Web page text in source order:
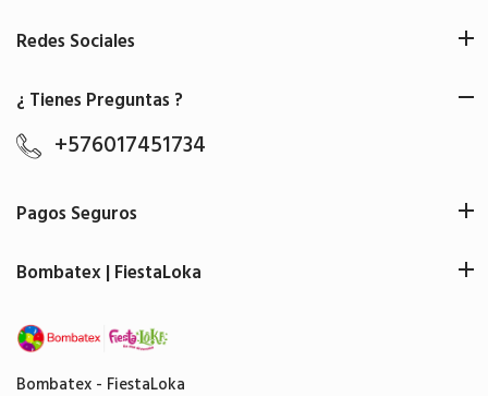
Bombatex - FiestaLoka
Redes Sociales
¿ Tienes Preguntas ?
+576017451734
Pagos Seguros
Bombatex | FiestaLoka